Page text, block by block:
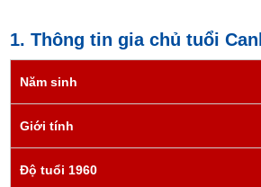
1. Thông tin gia chủ tuổi
Năm sinh
Giới tính
Độ tuổi 1960